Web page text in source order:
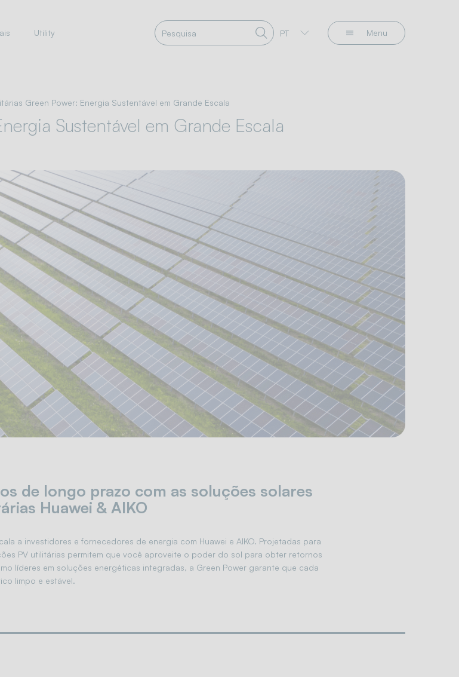
Utility PT Menu
Green Power: Energia Sustentável em Grande Escala
Sustentável em Grande Escala
de longo prazo com as soluções solares
Huawei & AIKO
a investidores e fornecedores de energia com Huawei e AIKO. Projetadas para
PV utilitárias permitem que você aproveite o poder do sol para obter retornos
líderes em soluções energéticas integradas, a Green Power garante que cada
limpo e estável.